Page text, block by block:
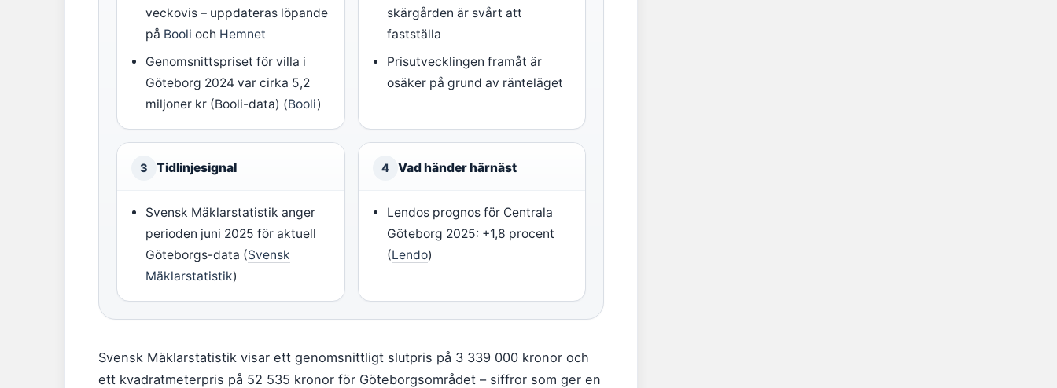
veckovis – uppdateras löpande
på Booli och Hemnet
Genomsnittspriset för villa i
Göteborg 2024 var cirka 5,2
miljoner kr (Booli-data) (Booli)
skärgården är svårt att
fastställa
Prisutvecklingen framåt är
osäker på grund av ränteläget
3 Tidlinjesignal
Svensk Mäklarstatistik anger
perioden juni 2025 för aktuell
Göteborgs-data (Svensk
Mäklarstatistik)
4 Vad händer härnäst
Lendos prognos för Centrala
Göteborg 2025: +1,8 procent
(Lendo)
Svensk Mäklarstatistik visar ett genomsnittligt slutpris på 3 339 000 kronor och
ett kvadratmeterpris på 52 535 kronor för Göteborgsområdet – siffror som ger en